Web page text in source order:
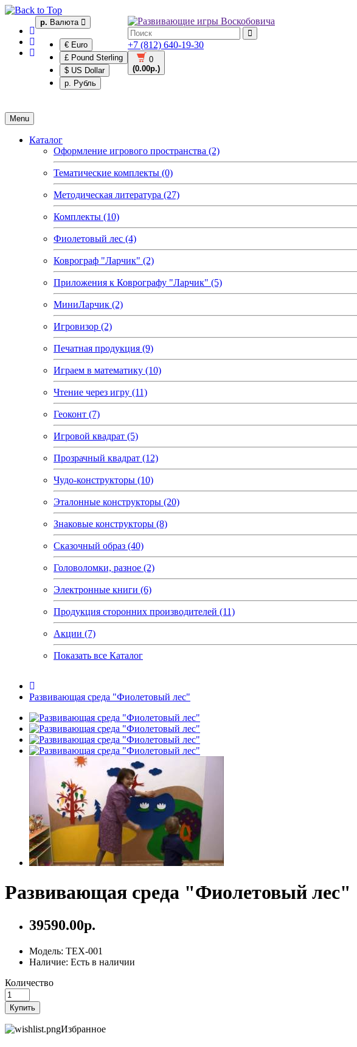
р. Валюта
€ Euro
£ Pound Sterling
$ US Dollar
р. Рубль
+7 (812) 640-19-30
0
(0.00р.)
Menu
Каталог
Оформление игрового пространства (2)
Тематические комплекты (0)
Методическая литература (27)
Комплекты (10)
Фиолетовый лес (4)
Коврограф "Ларчик" (2)
Приложения к Коврографу "Ларчик" (5)
МиниЛарчик (2)
Игровизор (2)
Печатная продукция (9)
Играем в математику (10)
Чтение через игру (11)
Геоконт (7)
Игровой квадрат (5)
Прозрачный квадрат (12)
Чудо-конструкторы (10)
Эталонные конструкторы (20)
Знаковые конструкторы (8)
Сказочный образ (40)
Головоломки, разное (2)
Электронные книги (6)
Продукция сторонних производителей (11)
Акции (7)
Показать все Каталог
Развивающая среда "Фиолетовый лес"
Развивающая среда "Фиолетовый лес"
39590.00р.
Модель: ТЕХ-001
Наличие: Есть в наличии
Количество
Купить
Избранное